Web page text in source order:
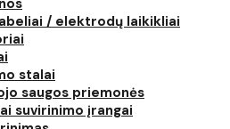
/ elektrodų laikikliai
stalai
saugos priemonės
suvirinimo įrangai